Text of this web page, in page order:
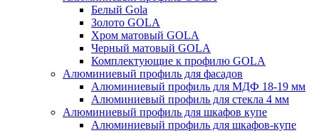
Белый Gola
Золото GOLA
Хром матовый GOLA
Черный матовый GOLA
Комплектующие к профилю GOLA
Алюминиевый профиль для фасадов
Алюминиевый профиль для МДФ 18-19 мм
Алюминиевый профиль для стекла 4 мм
Алюминиевый профиль для шкафов купе
Алюминиевый профиль для шкафов-купе